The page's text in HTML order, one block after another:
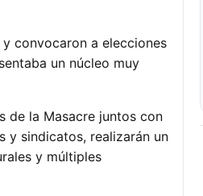
convocaron a elecciones
un núcleo muy
de la Masacre juntos con
y sindicatos, realizarán un
y múltiples